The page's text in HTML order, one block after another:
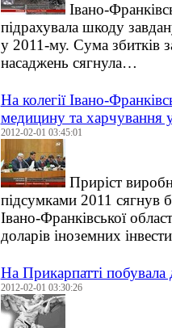
Івано-
підрахувала шкоду
у 2011-му. Сума збитків
насаджень сягнула…
На колегії Івано-
медицину та харчування
2012-02-01 03:45:01
Приріст
підсумками 2011 сягнув
Івано-Франківської
доларів іноземних
На Прикарпатті побувала
2012-02-01 03:30:26